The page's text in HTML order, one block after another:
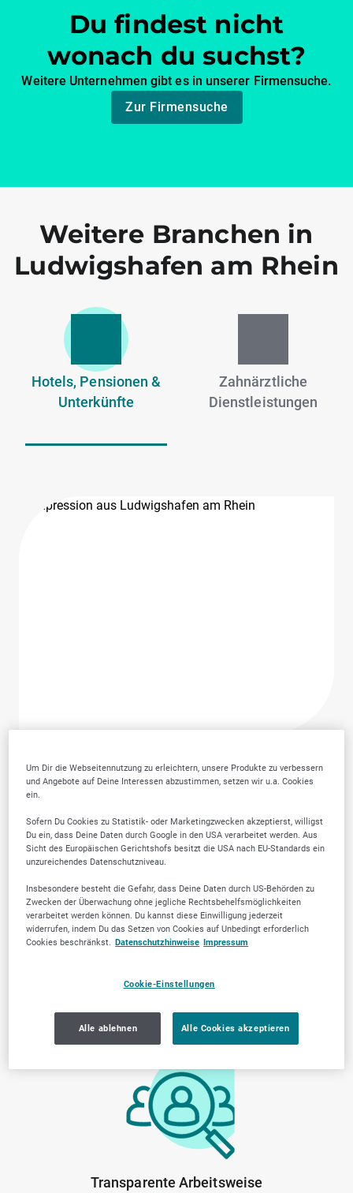
Du findest nicht
wonach du suchst?
Weitere Unternehmen gibt es in unserer Firmensuche.
Zur Firmensuche
Weitere Branchen in
Ludwigshafen am Rhein
Hotels, Pensionen &
Unterkünfte
Zahnärztliche
Dienstleistungen
Warum SELLWERK
Trusted Firmen wählen?
Von der Community
geprüfte Anbieter
Lokale Marktkenntnis
Transparente Arbeitsweise
Um Dir die Webseitennutzung zu erleichtern, unsere Produkte zu verbessern
und Angebote auf Deine Interessen abzustimmen, setzen wir u.a. Cookies
ein.
Sofern Du Cookies zu Statistik- oder Marketingzwecken akzeptierst, willigst
Du ein, dass Deine Daten durch Google in den USA verarbeitet werden. Aus
Sicht des Europäischen Gerichtshofs besitzt die USA nach EU-Standards ein
unzureichendes Datenschutzniveau.
Insbesondere besteht die Gefahr, dass Deine Daten durch US-Behörden zu
Zwecken der Überwachung ohne jegliche Rechtsbehelfsmöglichkeiten
verarbeitet werden können. Du kannst diese Einwilligung jederzeit
widerrufen, indem Du das Setzen von Cookies auf Unbedingt erforderlich
Cookies beschränkst. Datenschutzhinweise Impressum
Cookie-Einstellungen
Alle ablehnen Alle Cookies akzeptieren